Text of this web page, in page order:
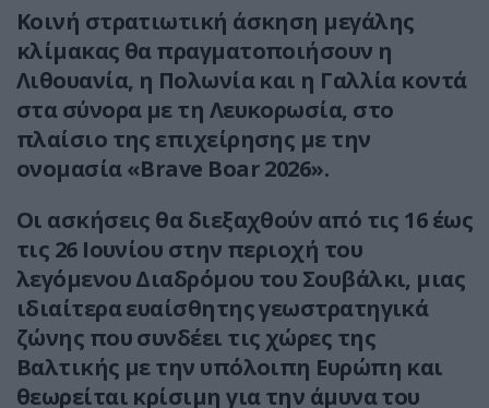
Κοινή στρατιωτική άσκηση μεγάλης
κλίμακας θα πραγματοποιήσουν η
Λιθουανία, η Πολωνία και η Γαλλία κοντά
στα σύνορα με τη Λευκορωσία, στο
πλαίσιο της επιχείρησης με την
ονομασία «Brave Boar 2026».
Οι ασκήσεις θα διεξαχθούν από τις 16 έως
τις 26 Ιουνίου στην περιοχή του
λεγόμενου Διαδρόμου του Σουβάλκι, μιας
ιδιαίτερα ευαίσθητης γεωστρατηγικά
ζώνης που συνδέει τις χώρες της
Βαλτικής με την υπόλοιπη Ευρώπη και
θεωρείται κρίσιμη για την άμυνα του